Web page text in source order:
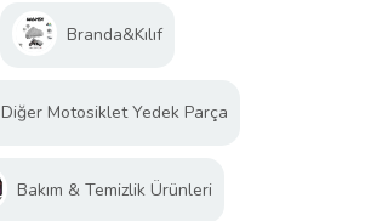
Branda&Kılıf
Diğer Motosiklet Yedek Parça
Bakım & Temizlik Ürünleri